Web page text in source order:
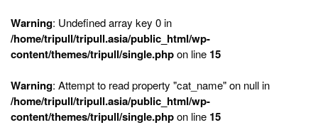
Warning: Undefined array key 0 in
/home/tripull/tripull.asia/public_html/wp-
content/themes/tripull/single.phpon line 15
Warning: Attempt to read property "cat_name" on null in
/home/tripull/tripull.asia/public_html/wp-
content/themes/tripull/single.phpon line 15